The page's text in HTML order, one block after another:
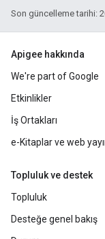
Son güncelleme tarihi:
Apigee hakkında
We're part of Google
Etkinlikler
İş Ortakları
e-Kitaplar ve web
Topluluk ve destek
Topluluk
Desteğe genel bakış